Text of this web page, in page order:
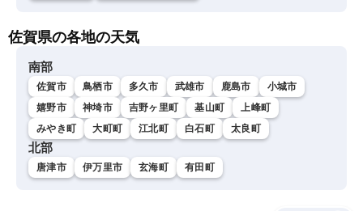
佐賀県の各地の天気
南部
佐賀市 鳥栖市 多久市 武雄市 鹿島市
小城市
嬉野市
神埼市 吉野ヶ里町 基山町
上峰町
みやき町
大町町 江北町 白石町 太良町
北部
唐津市 伊万里市 玄海町 有田町